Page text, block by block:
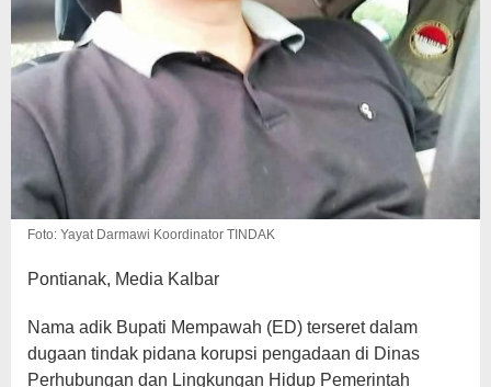
Foto: Yayat Darmawi Koordinator TINDAK
Pontianak, Media Kalbar
Nama adik Bupati Mempawah (ED) terseret dalam
dugaan tindak pidana korupsi pengadaan di Dinas
Perhubungan dan Lingkungan Hidup Pemerintah